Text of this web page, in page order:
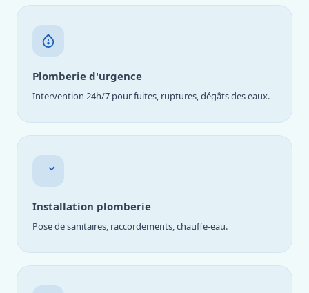
Plomberie d'urgence
Intervention 24h/7 pour fuites, ruptures, dégâts des eaux.
Installation plomberie
Pose de sanitaires, raccordements, chauffe-eau.